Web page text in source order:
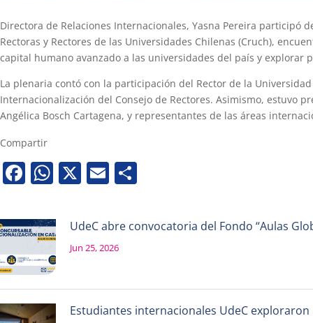
Directora de Relaciones Internacionales, Yasna Pereira participó
Rectoras y Rectores de las Universidades Chilenas (Cruch),
capital humano avanzado a las universidades del país y explorar
La plenaria contó con la participación del Rector de la
Internacionalización del Consejo de Rectores. Asimismo, estuvo
Angélica Bosch Cartagena, y representantes de las áreas
Compartir
Facebook
WhatsApp
X Email
UdeC abre convocatoria del Fondo “Aulas
Jun 25, 2026
Estudiantes internacionales UdeC